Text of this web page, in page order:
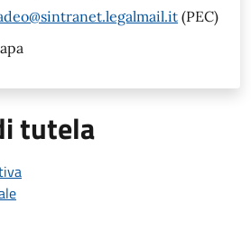
(PEC)
tutela